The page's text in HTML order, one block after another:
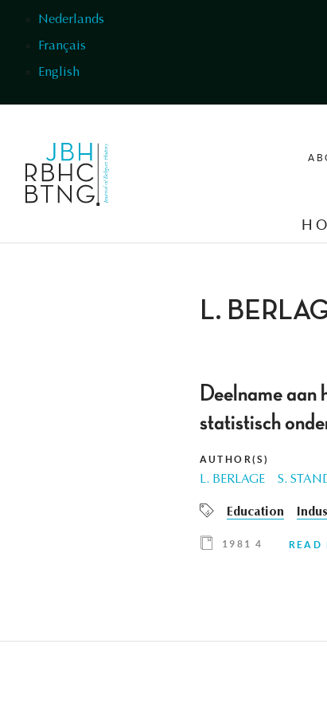
Nederlands
Français
English
L.
Deelname aan
statistisch
AUTHOR(S)
L. BERLAGE S.
Education
1981 4 READ